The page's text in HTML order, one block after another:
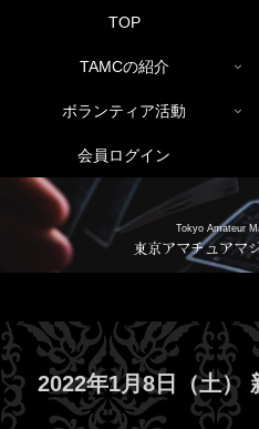
TOP
TAMCの紹介
ボランティア活動
会員ログイン
Tokyo Amateur
東京アマチュアマ
2022年1月8日（土）